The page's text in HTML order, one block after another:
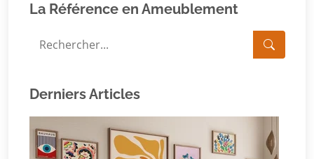
La Référence en Ameublement
Derniers Articles